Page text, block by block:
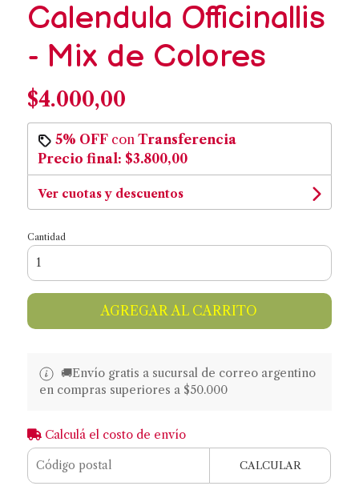
Calendula Officinallis
- Mix de Colores
$4.000,00
5% OFFcon Transferencia
Precio final: $3.800,00
Ver cuotas y descuentos
Cantidad
AGREGAR AL CARRITO
🚚​​Envío gratis a sucursal de correo argentino
en compras superiores a $50.000
Calculá el costo de envío
CALCULAR